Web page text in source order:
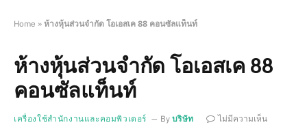
Home » ห้างหุ้นส่วนจำกัด โอเอสเค 88 คอนซัลแท็นท์
ห้างหุ้นส่วนจำกัด โอเอสเค 88
คอนซัลแท็นท์
เครื่องใช้สำนักงานและคอมพิวเตอร์ By บริษัท
ไม่มีความเห็น